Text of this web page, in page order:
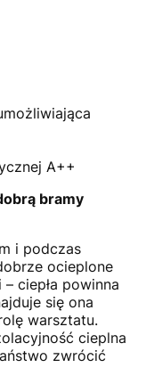
A++
bramy
i podczas
ocieplone
ciepła powinna
się ona
warsztatu.
cieplna
zwrócić